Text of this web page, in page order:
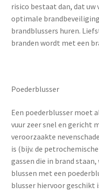
risico bestaat dan, dat
optimale
brandblussers huren.
branden wordt met een
Poederblusser
Een poederblusser moet
vuur zeer snel en gericht
veroorzaakte
is (bijv. de
gassen die in brand
blussen met een
blusser hiervoor geschikt